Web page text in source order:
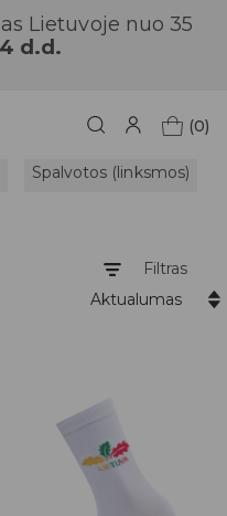
Lietuvoje nuo 35
d.d.
(0)
Spalvotos (linksmos)
Filtras
Aktualumas